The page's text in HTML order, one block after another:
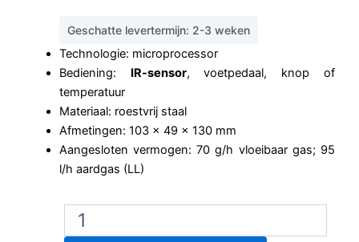
Geschatte levertermijn: 2-3 weken
Technologie: microprocessor
Bediening: IR-sensor, voetpedaal, knop of
temperatuur
Materiaal: roestvrij staal
Afmetingen: 103 x 49 x 130 mm
Aangesloten vermogen: 70 g/h vloeibaar gas; 95
l/h aardgas (LL)
Fuego
SCS